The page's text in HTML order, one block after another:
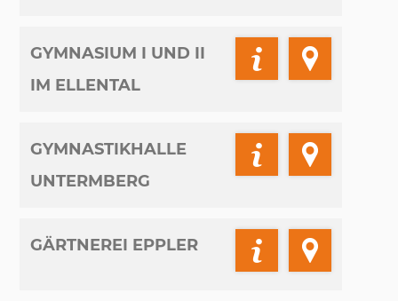
GYMNASIUM I UND II
IM ELLENTAL
GYMNASTIKHALLE
UNTERMBERG
GÄRTNEREI EPPLER